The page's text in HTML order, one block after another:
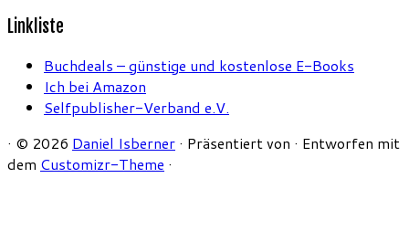
Linkliste
Buchdeals – günstige und kostenlose E-Books
Ich bei Amazon
Selfpublisher-Verband e.V.
· © 2026 Daniel Isberner · Präsentiert von · Entworfen mit
dem Customizr-Theme ·